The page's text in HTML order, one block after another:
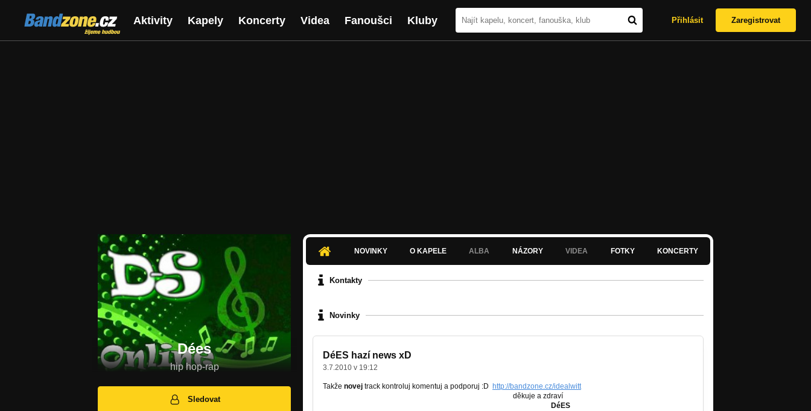
Bandzone.cz
žijeme hudbou
Aktivity Kapely Koncerty Videa Fanoušci Kluby Přihlásit Zaregistrovat
Dées
hip hop-rap
Sledovat
NOVINKY O KAPELE ALBA NÁZORY VIDEA FOTKY KONCERTY
Kontakty
Novinky
DéES hazí news xD
3.7.2010 v 19:12
Takže novej track kontroluj komentuj a podporuj :D
http://bandzone.cz/idealwitt
děkuje a zdraví
DéES